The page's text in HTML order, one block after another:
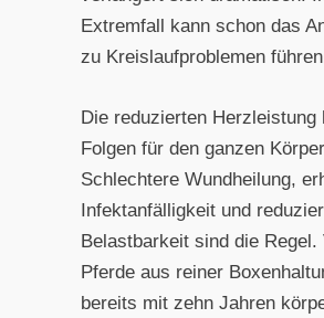
Extremfall kann schon das
zu Kreislaufproblemen
Die reduzierten Herzleistung
Folgen für den ganzen
Schlechtere Wundheilung,
Infektanfälligkeit und
Belastbarkeit sind die Regel.
Pferde aus reiner
bereits mit zehn Jahren